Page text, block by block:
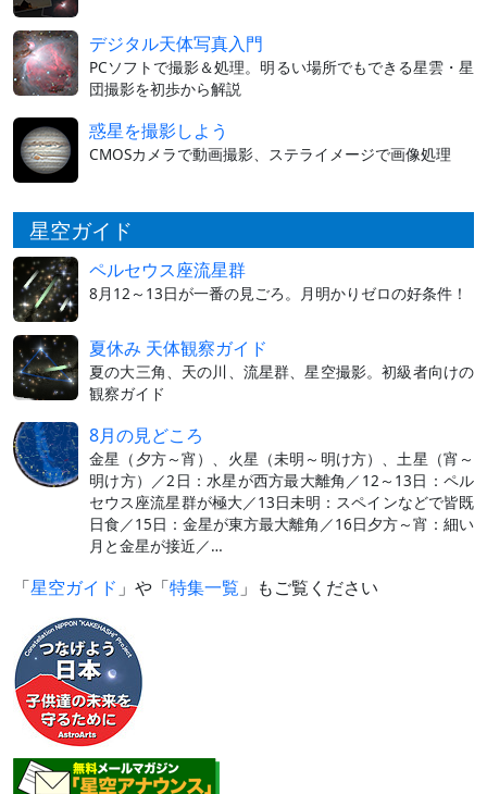
デジタル天体写真入門
PCソフトで撮影＆処理。明るい場所でもできる星雲・星
団撮影を初歩から解説
惑星を撮影しよう
CMOSカメラで動画撮影、ステライメージで画像処理
星空ガイド
ペルセウス座流星群
8月12～13日が一番の見ごろ。月明かりゼロの好条件！
夏休み 天体観察ガイド
夏の大三角、天の川、流星群、星空撮影。初級者向けの
観察ガイド
8月の見どころ
金星（夕方～宵）、火星（未明～明け方）、土星（宵～
明け方）／2日：水星が西方最大離角／12～13日：ペル
セウス座流星群が極大／13日未明：スペインなどで皆既
日食／15日：金星が東方最大離角／16日夕方～宵：細い
月と金星が接近／…
「星空ガイド 」や「特集一覧 」もご覧ください